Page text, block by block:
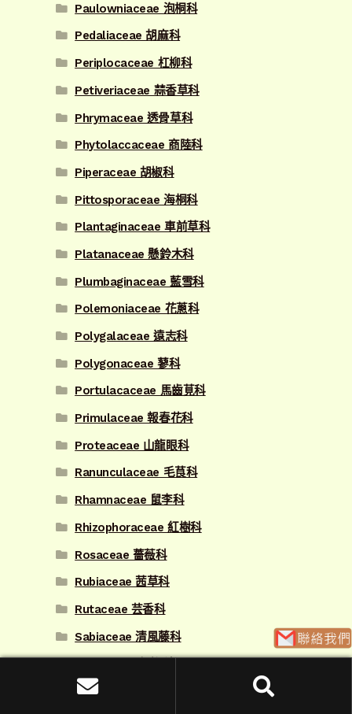
Paulowniaceae 泡桐科
Pedaliaceae 胡麻科
Periplocaceae 杠柳科
Petiveriaceae 蒜香草科
Phrymaceae 透骨草科
Phytolaccaceae 商陸科
Piperaceae 胡椒科
Pittosporaceae 海桐科
Plantaginaceae 車前草科
Platanaceae 懸鈴木科
Plumbaginaceae 藍雪科
Polemoniaceae 花蔥科
Polygalaceae 遠志科
Polygonaceae 蓼科
Portulacaceae 馬齒莧科
Primulaceae 報春花科
Proteaceae 山龍眼科
Ranunculaceae 毛茛科
Rhamnaceae 鼠李科
Rhizophoraceae 紅樹科
Rosaceae 薔薇科
Rubiaceae 茜草科
Rutaceae 芸香科
Sabiaceae 清風藤科
Sapindaceae 無患子科
搜